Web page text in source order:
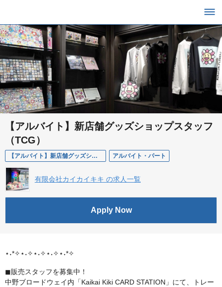
【アルバイト】新店舗グッズショップスタッフ
（TCG）
【アルバイト】新店舗グッズショップスタッフ（TCG） アルバイト・パート
有限会社カイカイキキ の求人一覧
Apply Now
⋆˖*✧⋆˖✧⋆˖✧⋆˖✧⋆˖*✧
◼︎販売スタッフを募集中！
中野ブロードウェイ内「Kaikai Kiki CARD STATION」にて、トレー